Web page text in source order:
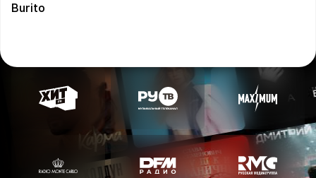
Burito